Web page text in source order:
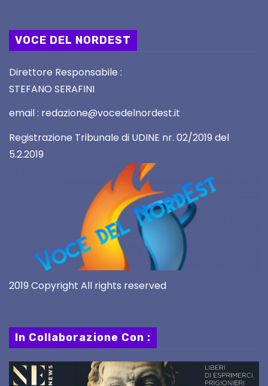
VOCE DEL NORDEST
Direttore Responsabile :
STEFANO SERAFINI
email : redazione@vocedelnordest.it
Registrazione Tribunale di UDINE nr. 02/2019 del
5.2.2019
2019 Copyright All rights reserved
In Collaborazione Con :